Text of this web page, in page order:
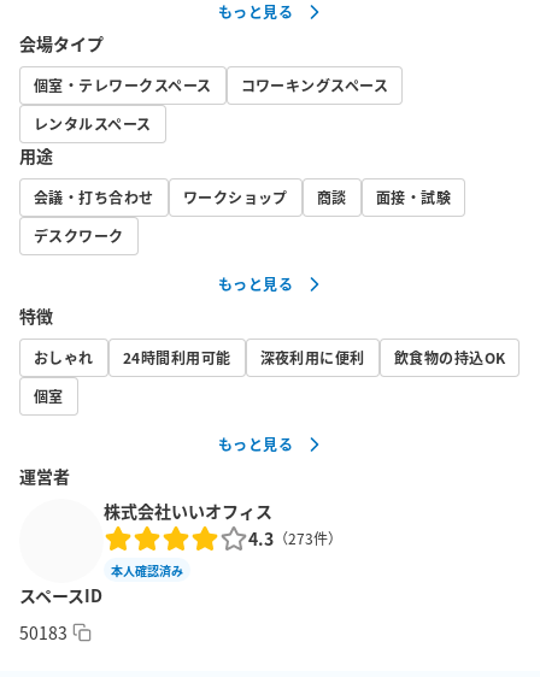
■お願い
・発熱のある方や体調不良の方はご利用をお控えいただくようお
願いいたします。
・ゴミはスペース内のゴミ箱に捨てていただけますが、分別にご
協力ください。
・フリードリンクはご自由にご利用ください。
・個室以外のお部屋はご利用いただけません。
もっと見る
会場タイプ
個室・テレワークスペース
コワーキングスペース
レンタルスペース
用途
会議・打ち合わせ ワークショップ 商談
面接・試験
デスクワーク
もっと見る
特徴
おしゃれ 24時間利用可能 深夜利用に便利
飲食物の持込OK
個室
もっと見る
運営者
株式会社いいオフィス
4.3 （273件）
本人確認済み
スペースID
50183